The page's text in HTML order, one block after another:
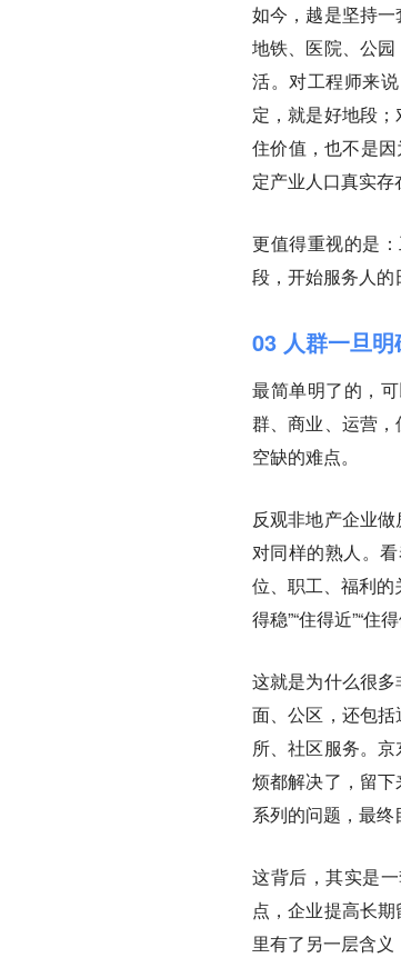
如今，越是坚持一
地铁、医院、公
活。对工程师来
定，就是好地段
住价值，也不是
定产业人口真实存
更值得重视的是
段，开始服务人的
03 人群一旦
最简单明了的，
群、商业、运营
空缺的难点。
反观非地产企业
对同样的熟人。
位、职工、福利
得稳”“住得近”“住
这就是为什么很
面、公区，还包
所、社区服务。
烦都解决了，留
系列的问题，最终
这背后，其实是
点，企业提高长
里有了另一层含义